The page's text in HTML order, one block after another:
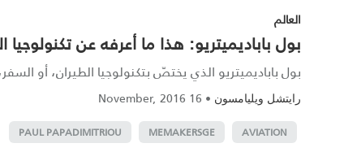
العالم
بول باباديميتريو: هذا ما أعرفه عن تكنولوجيا
بول باباديميتريو الذي يختصّ بتكنولوجيا الطيران،
رايتشل ويليامسون •
16 November, 2016
AVIATION
MEMAKERSGE
PAUL PAPADIMITRIOU